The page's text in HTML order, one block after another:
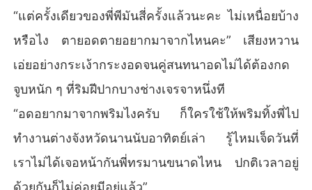
“แต่ครั้งเดียวของพี่พีมันสี่ครั้งแล้วนะคะ ไม่เหนื่อยบ้าง
หรือไง ตายอดตายอยากมาจากไหนคะ” เสียงหวาน
เอ่ยอย่างกระเง้ากระงอดจนคู่สนทนาอดไม่ได้ต้องกด
จูบหนัก ๆ ที่ริมฝีปากบางช่างเจรจาหนึ่งที
“อดอยากมาจากพริมไงครับ ก็ใครใช้ให้พริมทิ้งพี่ไป
ทำงานต่างจังหวัดนานนับอาทิตย์เล่า รู้ไหมเจ็ดวันที่
เราไม่ได้เจอหน้ากันพี่ทรมานขนาดไหน ปกติเวลาอยู่
ด้วยกันก็ไม่ค่อยมีอยู่แล้ว”